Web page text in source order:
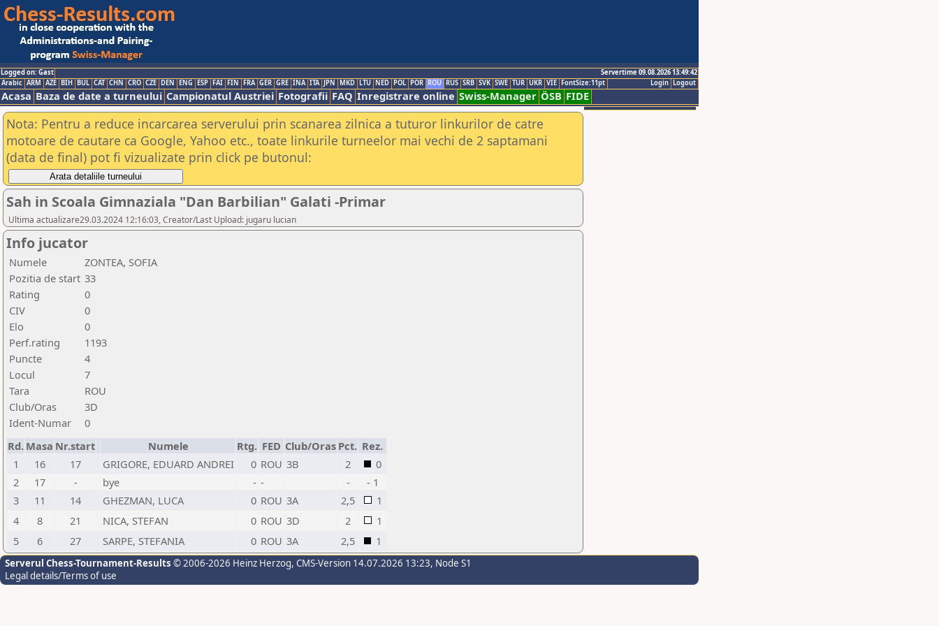
Logged on: Gast
Servertime 09.08.2026 13:49:42
Logout
Login
Arabic ARM AZE BIH BUL CAT CHN CRO CZE DEN ENG ESP FAI FIN FRA GER GRE INA ITA JPN MKD LTU NED POL POR ROU RUS SRB SVK SWE TUR UKR VIE FontSize:11pt
Acasa Baza de date a turneului Campionatul Austriei Fotografii FAQ Inregistrare online Swiss-Manager ÖSB FIDE
Nota: Pentru a reduce incarcarea serverului prin scanarea zilnica a tuturor linkurilor de catre
motoare de cautare ca Google, Yahoo etc., toate linkurile turneelor mai vechi de 2 saptamani
(data de final) pot fi vizualizate prin click pe butonul:
Sah in Scoala Gimnaziala "Dan Barbilian" Galati -Primar
Ultima actualizare29.03.2024 12:16:03, Creator/Last Upload: jugaru lucian
Info jucator
Numele
ZONTEA, SOFIA
Pozitia de start 33
Rating
0
CIV
0
Elo
0
Perf.rating
1193
Puncte
4
Locul
7
Tara
ROU
Club/Oras
3D
Ident-Numar
0
Rd. Masa Nr.start Numele Rtg. FED Club/Oras Pct. Rez.
1
16 17 GRIGORE, EDUARD ANDREI 0 ROU 3B 2
0
2
17 - bye - - -
- 1
3
11 14 GHEZMAN, LUCA 0 ROU 3A 2,5
1
4
8 21 NICA, STEFAN 0 ROU 3D 2
1
5
6 27 SARPE, STEFANIA 0 ROU 3A 2,5 1
Serverul Chess-Tournament-Results © 2006-2026 Heinz Herzog, CMS-Version 14.07.2026 13:23, Node S1
Legal details/Terms of use